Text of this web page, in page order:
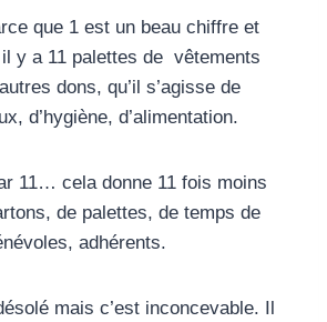
que 1 est un beau chiffre et
il y a 11 palettes de vêtements
dons, qu’il s’agisse de
d’hygiène, d’alimentation.
11… cela donne 11 fois moins
de palettes, de temps de
adhérents.
mais c’est inconcevable. Il